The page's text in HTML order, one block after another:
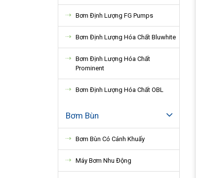
Bơm Định Lượng FG Pumps
Bơm Định Lượng Hóa Chất Bluwhite
Bơm Định Lượng Hóa Chất
Prominent
Bơm Định Lượng Hóa Chất OBL
Bơm Bùn
Bơm Bùn Có Cánh Khuấy
Máy Bơm Nhu Động